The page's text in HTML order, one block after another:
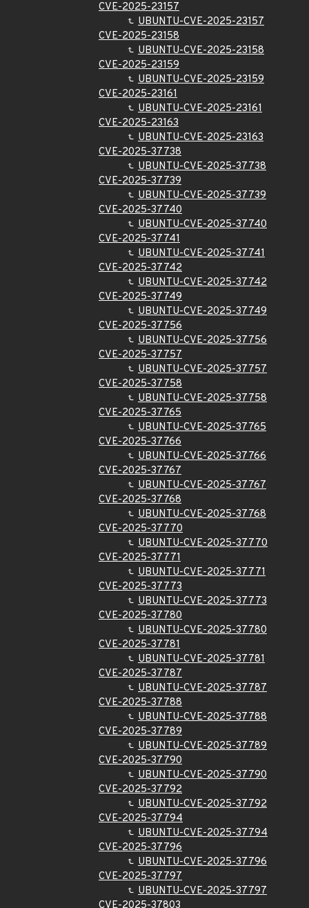
CVE-2025-23157
UBUNTU-CVE-2025-23157
CVE-2025-23158
UBUNTU-CVE-2025-23158
CVE-2025-23159
UBUNTU-CVE-2025-23159
CVE-2025-23161
UBUNTU-CVE-2025-23161
CVE-2025-23163
UBUNTU-CVE-2025-23163
CVE-2025-37738
UBUNTU-CVE-2025-37738
CVE-2025-37739
UBUNTU-CVE-2025-37739
CVE-2025-37740
UBUNTU-CVE-2025-37740
CVE-2025-37741
UBUNTU-CVE-2025-37741
CVE-2025-37742
UBUNTU-CVE-2025-37742
CVE-2025-37749
UBUNTU-CVE-2025-37749
CVE-2025-37756
UBUNTU-CVE-2025-37756
CVE-2025-37757
UBUNTU-CVE-2025-37757
CVE-2025-37758
UBUNTU-CVE-2025-37758
CVE-2025-37765
UBUNTU-CVE-2025-37765
CVE-2025-37766
UBUNTU-CVE-2025-37766
CVE-2025-37767
UBUNTU-CVE-2025-37767
CVE-2025-37768
UBUNTU-CVE-2025-37768
CVE-2025-37770
UBUNTU-CVE-2025-37770
CVE-2025-37771
UBUNTU-CVE-2025-37771
CVE-2025-37773
UBUNTU-CVE-2025-37773
CVE-2025-37780
UBUNTU-CVE-2025-37780
CVE-2025-37781
UBUNTU-CVE-2025-37781
CVE-2025-37787
UBUNTU-CVE-2025-37787
CVE-2025-37788
UBUNTU-CVE-2025-37788
CVE-2025-37789
UBUNTU-CVE-2025-37789
CVE-2025-37790
UBUNTU-CVE-2025-37790
CVE-2025-37792
UBUNTU-CVE-2025-37792
CVE-2025-37794
UBUNTU-CVE-2025-37794
CVE-2025-37796
UBUNTU-CVE-2025-37796
CVE-2025-37797
UBUNTU-CVE-2025-37797